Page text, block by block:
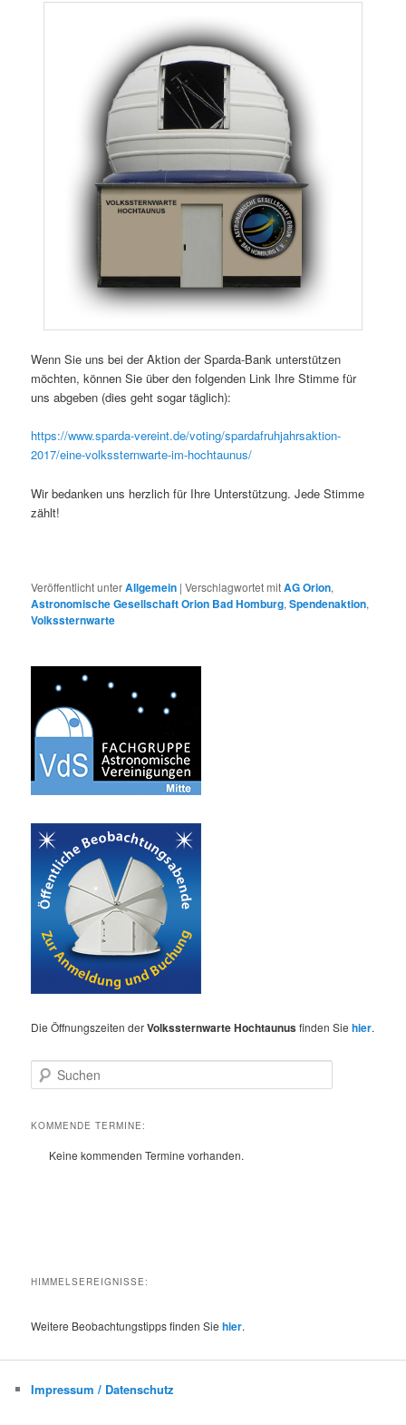
Wenn Sie uns bei der Aktion der Sparda-Bank unterstützen
möchten, können Sie über den folgenden Link Ihre Stimme für
uns abgeben (dies geht sogar täglich):
https://www.sparda-vereint.de/voting/spardafruhjahrsaktion-
2017/eine-volkssternwarte-im-hochtaunus/
Wir bedanken uns herzlich für Ihre Unterstützung. Jede Stimme
zählt!
Veröffentlicht unterAllgemein |Verschlagwortet mitAG Orion,
Astronomische Gesellschaft Orion Bad Homburg,Spendenaktion,
Volkssternwarte
Die Öffnungszeiten derVolkssternwarte Hochtaunusfinden Siehier.
u
h
KOMMENDE TERMINE:
Keine kommenden Termine vorhanden.
HIMMELSEREIGNISSE:
Weitere Beobachtungstipps finden Siehier.
Impressum / Datenschutz